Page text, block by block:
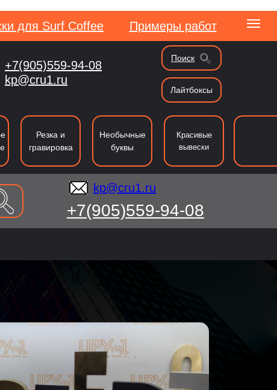
для Surf Coffee Примеры работ
kp@cru1.ru
+7(905)559-94-08
Лайтбоксы
Поиск
kp@cru1.ru
Резка Таблички и указатели
Резка и
гравировка
Необычные
буквы
Красивые
вывески
+7(905)559-94-08
kp@cru1.ru